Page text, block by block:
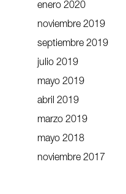
enero 2020
noviembre 2019
septiembre 2019
julio 2019
mayo 2019
abril 2019
marzo 2019
mayo 2018
noviembre 2017